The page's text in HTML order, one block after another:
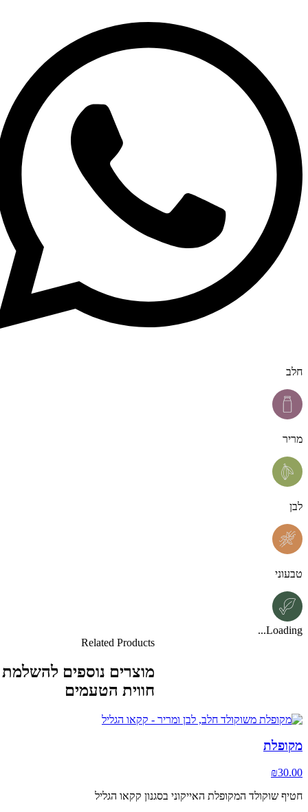
חלב
מריר
לבן
טבעוני
Loading...
Related Products
מוצרים נוספים להשלמת
חווית הטעמים
מקופלת
₪30.00
חטיף שוקולד המקופלת האייקוני בסגנון קקאו הגליל